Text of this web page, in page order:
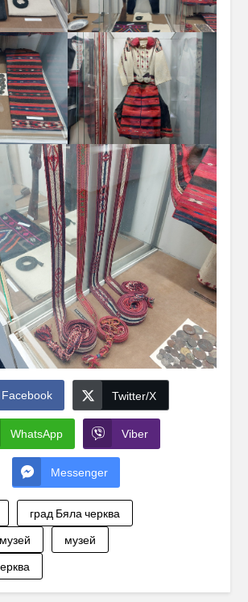
Facebook Twitter/X
WhatsApp Viber
Messenger
град Бяла черква
музей